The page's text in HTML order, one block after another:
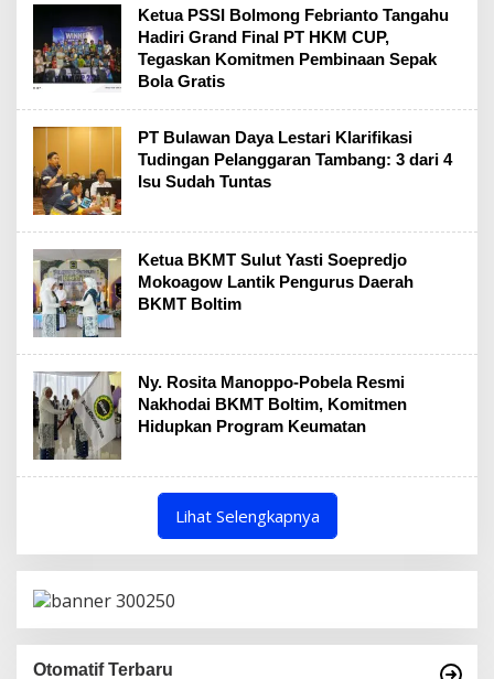
Ketua PSSI Bolmong Febrianto Tangahu
Hadiri Grand Final PT HKM CUP,
Tegaskan Komitmen Pembinaan Sepak
Bola Gratis
PT Bulawan Daya Lestari Klarifikasi
Tudingan Pelanggaran Tambang: 3 dari 4
Isu Sudah Tuntas
Ketua BKMT Sulut Yasti Soepredjo
Mokoagow Lantik Pengurus Daerah
BKMT Boltim
Ny. Rosita Manoppo-Pobela Resmi
Nakhodai BKMT Boltim, Komitmen
Hidupkan Program Keumatan
Lihat Selengkapnya
Otomatif Terbaru